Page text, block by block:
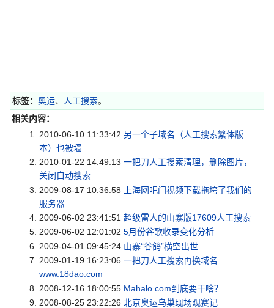
标签： 奥运、 人工搜索。
相关内容：
2010-06-10 11:33:42 另一个子域名（人工搜索繁体版
本）也被墙
2010-01-22 14:49:13 一把刀人工搜索清理，删除图片，
关闭自动搜索
2009-08-17 10:36:58
上海网吧门视频下载拖垮了我们的
服务器
2009-06-02 23:41:51 超级雷人的山寨版17609人工搜索
2009-06-02 12:01:02 5月份谷歌收录变化分析
2009-04-01 09:45:24 山寨“谷鸽”横空出世
2009-01-19 16:23:06 一把刀人工搜索再换域名
www.18dao.com
2008-12-16 18:00:55 Mahalo.com到底要干啥？
2008-08-25 23:22:26 北京奥运鸟巢现场观赛记